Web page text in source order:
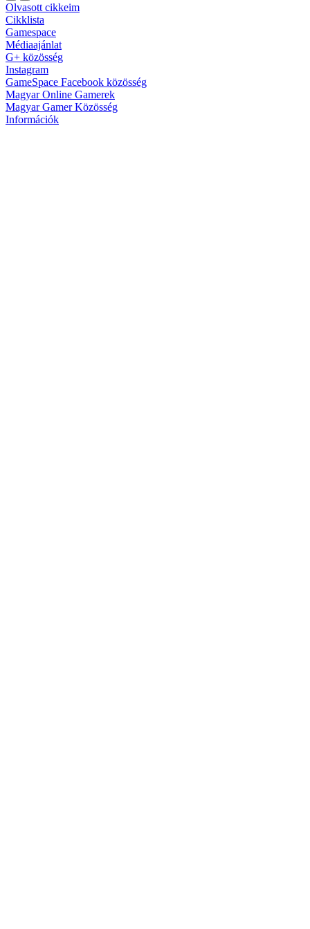
Olvasott cikkeim
Cikklista
Gamespace
Médiaajánlat
G+ közösség
Instagram
GameSpace Facebook közösség
Magyar Online Gamerek
Magyar Gamer Közösség
Információk